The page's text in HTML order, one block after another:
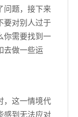
问题，接下来
要对别人过于
你需要找到一
去做一些运
，这一情境代
感到无法应对